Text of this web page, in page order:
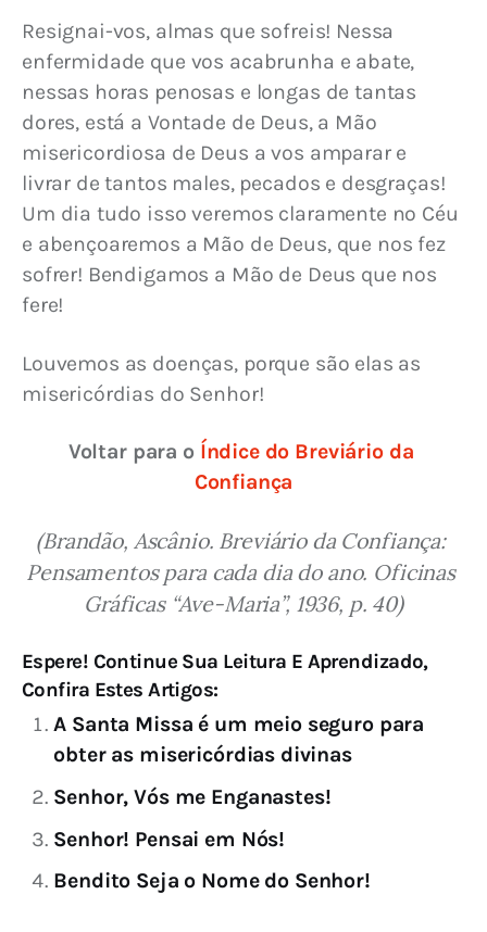
Resignai-vos, almas que sofreis! Nessa
enfermidade que vos acabrunha e abate,
nessas horas penosas e longas de tantas
dores, está a Vontade de Deus, a Mão
misericordiosa de Deus a vos amparar e
livrar de tantos males, pecados e desgraças!
Um dia tudo isso veremos claramente no Céu
e abençoaremos a Mão de Deus, que nos fez
sofrer! Bendigamos a Mão de Deus que nos
fere!
Louvemos as doenças, porque são elas as
misericórdias do Senhor!
Voltar para o Índice do Breviário da
Confiança
(Brandão, Ascânio. Breviário da Confiança:
Pensamentos para cada dia do ano. Oficinas
Gráficas “Ave-Maria”, 1936, p. 40)
Espere! Continue Sua Leitura E Aprendizado,
Confira Estes Artigos:
A Santa Missa é um meio seguro para
obter as misericórdias divinas
Senhor, Vós me Enganastes!
Senhor! Pensai em Nós!
Bendito Seja o Nome do Senhor!